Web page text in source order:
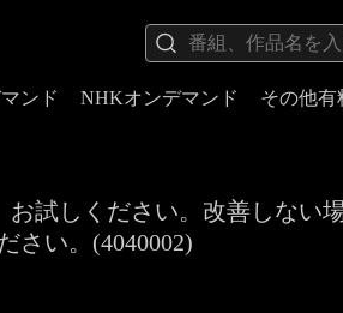
ンド NHKオンデマンド その他有
試しください。改善しない
さい。(4040002)